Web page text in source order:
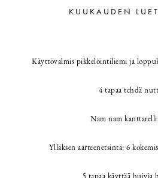
KUUKAUDEN
Käyttövalmis pikkelöintiliemi ja
4 tapaa tehdä
Nam nam
Ylläksen aarteenetsintä: 6